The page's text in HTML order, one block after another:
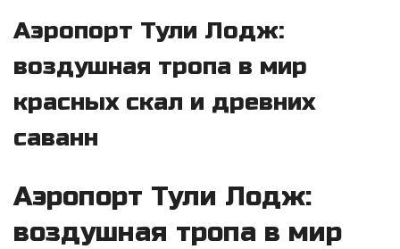
Аэропорт Тули Лодж:
воздушная тропа в мир
красных скал и древних
саванн
Аэропорт Тули Лодж:
воздушная тропа в мир